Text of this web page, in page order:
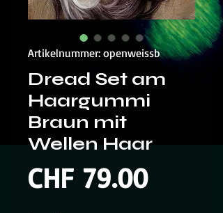
Artikelnummer: openweissb
Dread Set am
Haargummi
Braun mit
Wellen Haar
CHF 79.00Preis